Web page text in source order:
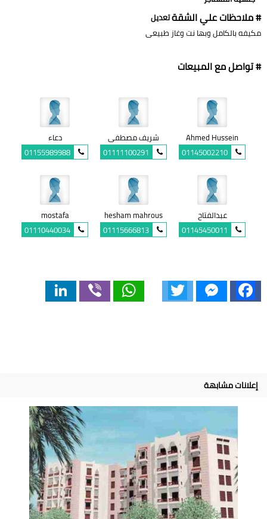
# ملاحظات علي الشقةتعديل
مكيفه بالكامل وبها نت وغاز طبيعى
# تواصل مع المبيعات
Ahmed Hussein
01145002210
شريف مصطفى
01111100291
دعاء
01155989988
عبدالفتاح
01145450011
hesham mahrous
01115666813
mostafa
01110440034
Facebook
Messenger
WhatsApp
إعلانات مشابهة